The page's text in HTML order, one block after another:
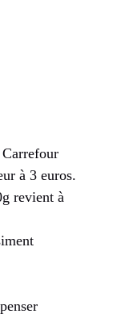
à 3 euros.
revient à